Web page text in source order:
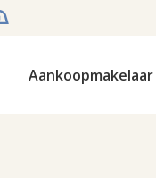
Aankoopmakelaar